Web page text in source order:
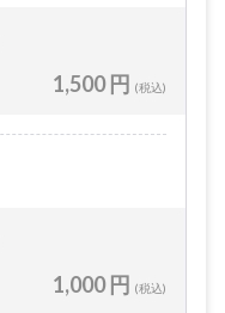
1,500 円 (税込)
1,000 円 (税込)